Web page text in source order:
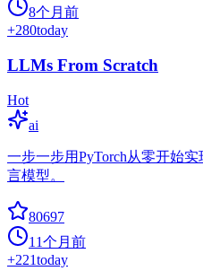
8个月前
+280today
LLMs From Scratch
Hot
ai
一步一步用PyTorch从零开始
言模型。
80697
11个月前
+221today